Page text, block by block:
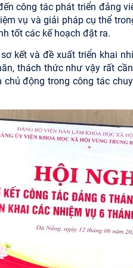
công tác phát triển đảng
vụ và giải pháp cụ thể
tốt các kế hoạch đặt ra.
kết và đề xuất triển khai
thách thức như vậy rất
động trong công tác